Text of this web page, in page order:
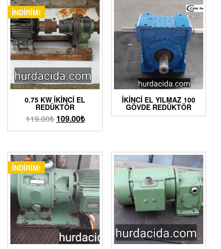
İNDIRIM!
0.75 KW İKINCI EL
REDÜKTÖR
119.00₺ 109.00₺
İKINCI EL YILMAZ 100
GÖVDE REDÜKTÖR
İNDIRIM!